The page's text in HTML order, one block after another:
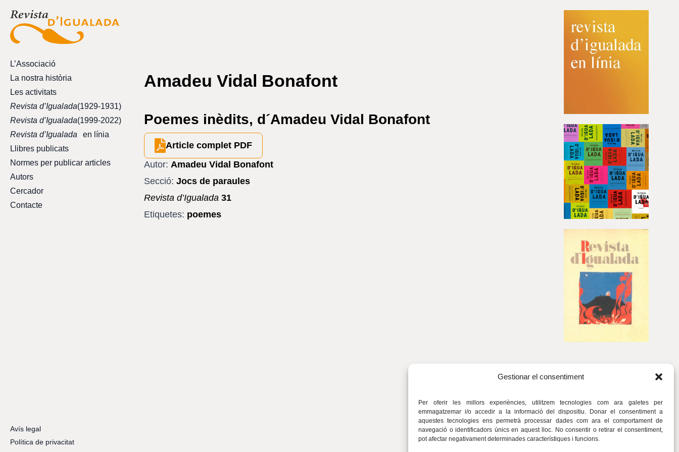
Gestionar el consentiment
Per oferir les millors experiències, utilitzem tecnologies com ara galetes per
emmagatzemar i/o accedir a la informació del dispositiu. Donar el consentiment a
aquestes tecnologies ens permetrà processar dades com ara el comportament de
navegació o identificadors únics en aquest lloc. No consentir o retirar el consentiment,
pot afectar negativament determinades característiques i funcions.
L’Associació
La nostra història
Les activitats
Revista d’Igualada(1929-1931)
Revista d’Igualada(1999-2022)
Revista d’Igualada
en línia
Llibres publicats
Normes per publicar articles
Autors
Cercador
Contacte
Amadeu Vidal Bonafont
Poemes inèdits, d´Amadeu Vidal Bonafont
Article complet PDF
Autor: Amadeu Vidal Bonafont
Secció: Jocs de paraules
Revista d’Igualada 31
Etiquetes: poemes
Avís legal
Política de privacitat